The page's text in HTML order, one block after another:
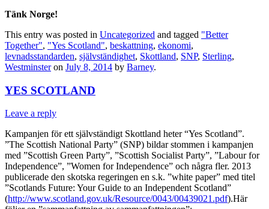
Tänk Norge!
This entry was posted in Uncategorized and tagged "Better
Together", "Yes Scotland", beskattning, ekonomi,
levnadsstandarden, självständighet, Skottland, SNP, Sterling,
Westminsteron July 8, 2014 by Barney.
YES SCOTLAND
Leave a reply
Kampanjen för ett självständigt Skottland heter “Yes Scotland”.
”The Scottish National Party” (SNP) bildar stommen i kampanjen
med ”Scottish Green Party”, ”Scottish Socialist Party”, ”Labour for
Independence”, ”Women for Independence” och några fler. 2013
publicerade den skotska regeringen en s.k. ”white paper” med titel
”Scotlands Future: Your Guide to an Independent Scotland”
(http://www.scotland.gov.uk/Resource/0043/00439021.pdf).Här